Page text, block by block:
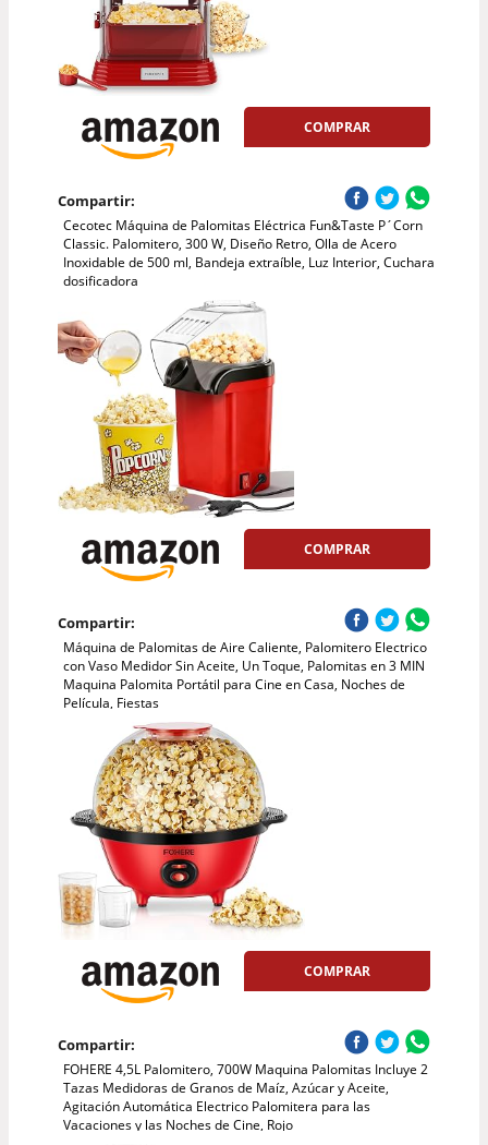
COMPRAR
Compartir:
Cecotec Máquina de Palomitas Eléctrica Fun&Taste P´Corn
Classic. Palomitero, 300 W, Diseño Retro, Olla de Acero
Inoxidable de 500 ml, Bandeja extraíble, Luz Interior, Cuchara
dosificadora
COMPRAR
Compartir:
Máquina de Palomitas de Aire Caliente, Palomitero Electrico
con Vaso Medidor Sin Aceite, Un Toque, Palomitas en 3 MIN
Maquina Palomita Portátil para Cine en Casa, Noches de
Película, Fiestas
COMPRAR
Compartir:
FOHERE 4,5L Palomitero, 700W Maquina Palomitas Incluye 2
Tazas Medidoras de Granos de Maíz, Azúcar y Aceite,
Agitación Automática Electrico Palomitera para las
Vacaciones y las Noches de Cine, Rojo